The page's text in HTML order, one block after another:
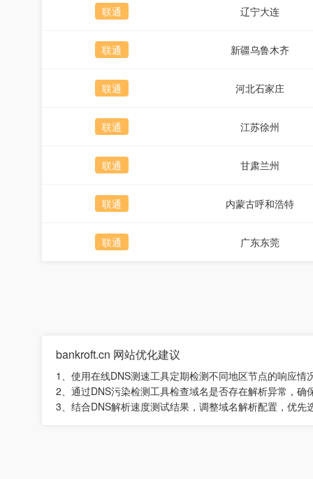
联通 辽宁大连
联通 新疆乌鲁木齐
联通 河北石家庄
联通 江苏徐州
联通 甘肃兰州
联通 内蒙古呼和浩特
联通 广东东莞
bankroft.cn 网站优化建议
1、使用在线DNS测速工具定期检测不同地区节点的响应
2、通过DNS污染检测工具检查域名是否存在解析异常，确
3、结合DNS解析速度测试结果，调整域名解析配置，优先